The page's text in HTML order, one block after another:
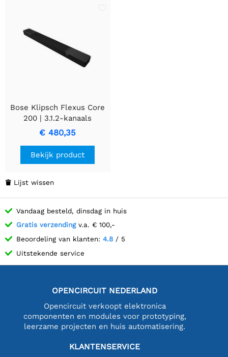
Bose Klipsch Flexus Core
200 | 3.1.2-kanaals
Soundbar Zwart | 1071984
€ 480,35
Bekijk product
 Lijst wissen
Vandaag besteld, dinsdag in huis
Gratis verzendingv.a. € 100,-
Beoordeling van klanten: 4.8 / 5
Uitstekende service
OPENCIRCUIT NEDERLAND
Opencircuit verkoopt elektronica
componenten en modules voor prototyping,
leerzame projecten en huis automatisering.
KLANTENSERVICE